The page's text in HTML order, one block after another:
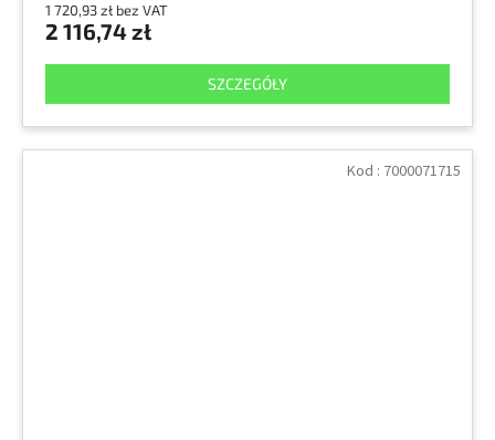
1 720,93 zł bez VAT
2 116,74 zł
SZCZEGÓŁY
Kod : 7000071715